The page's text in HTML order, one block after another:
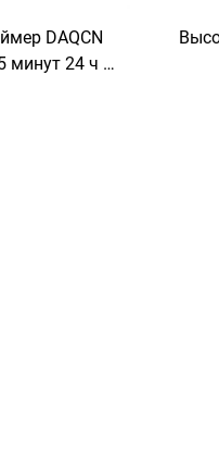
DAQCN
минут 24 ч с